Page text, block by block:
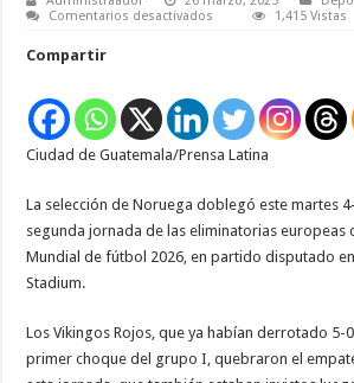
Comentarios desactivados
eliminatorias
mundialistas
de
fútbol
1,415 Vistas
Compartir
Ciudad de Guatemala/Prensa Latina
La selección de Noruega doblegó este martes
segunda jornada de las eliminatorias europeas
Mundial de fútbol 2026, en partido disputado
Stadium.
Los Vikingos Rojos, que ya habían derrotado 5-
primer choque del grupo I, quebraron el